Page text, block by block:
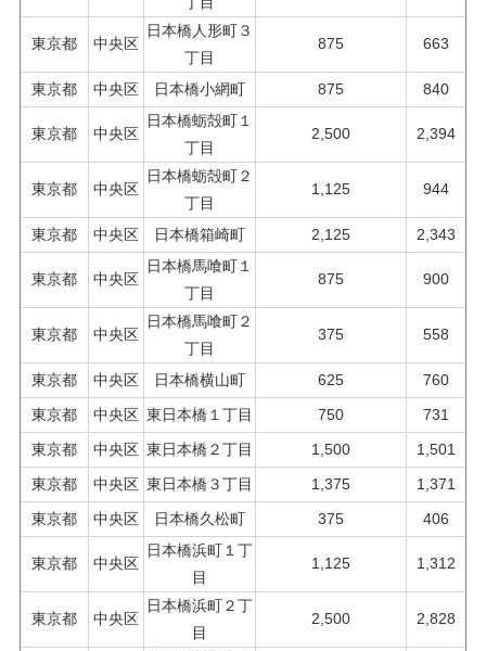
東京都 中央区
日本橋人形町３
丁目
875 663
東京都 中央区 日本橋小網町 875 840
東京都 中央区
日本橋蛎殻町１
丁目
2,500 2,394
東京都 中央区
日本橋蛎殻町２
丁目
1,125 944
東京都 中央区 日本橋箱崎町 2,125 2,343
東京都 中央区
日本橋馬喰町１
丁目
875 900
東京都 中央区
日本橋馬喰町２
丁目
375 558
東京都 中央区 日本橋横山町 625
760
東京都
中央区 東日本橋１丁目 750
731
東京都
中央区 東日本橋２丁目 1,500
1,501
東京都
中央区 東日本橋３丁目 1,375
1,371
東京都
中央区 日本橋久松町 375 406
東京都 中央区
日本橋浜町１丁
目
1,125 1,312
東京都 中央区
日本橋浜町２丁
目
2,500 2,828